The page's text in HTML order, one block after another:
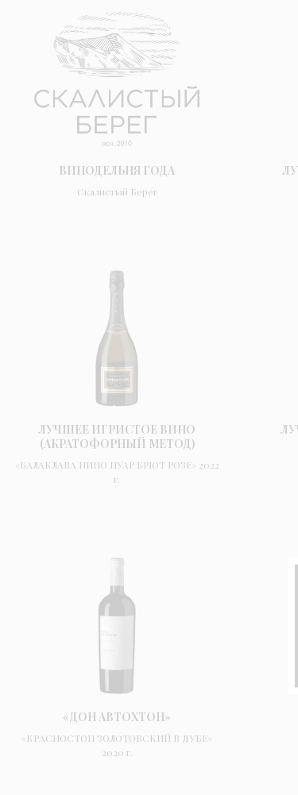
ВИНОДЕЛЬНЯ ГОДА
Скалистый Берег
ЛУЧШЕЕ ИГРИСТОЕ ВИНО
(АКРАТОФОРНЫЙ МЕТОД)
«БАЛАКЛАВА ПИНО НУАР БРЮТ РОЗЕ» 2022
г.
«ДОН АВТОХТОН»
«КРАСНОСТОП ЗОЛОТОВСКИЙ В ДУБЕ»
2020 г.